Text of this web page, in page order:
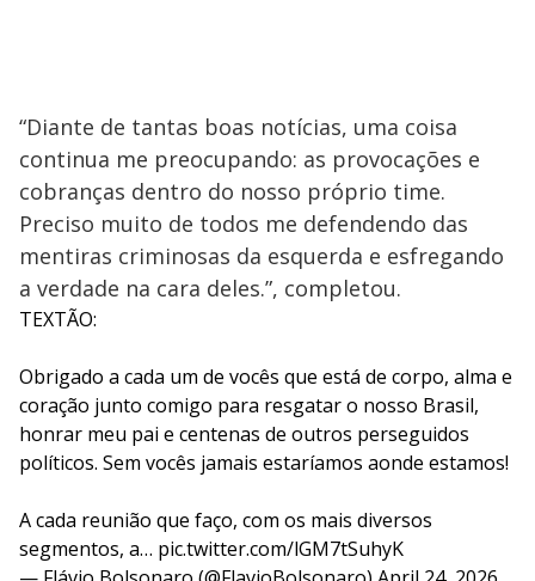
“Diante de tantas boas notícias, uma coisa
continua me preocupando: as provocações e
cobranças dentro do nosso próprio time.
Preciso muito de todos me defendendo das
mentiras criminosas da esquerda e esfregando
a verdade na cara deles.”, completou.
TEXTÃO:
Obrigado a cada um de vocês que está de corpo, alma e
coração junto comigo para resgatar o nosso Brasil,
honrar meu pai e centenas de outros perseguidos
políticos. Sem vocês jamais estaríamos aonde estamos!
A cada reunião que faço, com os mais diversos
segmentos, a… pic.twitter.com/lGM7tSuhyK